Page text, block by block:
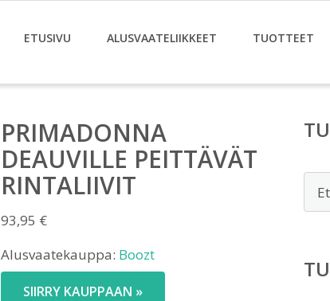
ETUSIVU ALUSVAATELIIKKEET TUOTTEET
PRIMADONNA
DEAUVILLE PEITTÄVÄT
RINTALIIVIT
93,95 €
Alusvaatekauppa: Boozt
SIIRRY KAUPPAAN »